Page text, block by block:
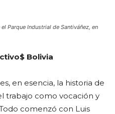
Parque Industrial de Santiváñez, en
Bolivia
en esencia, la historia de
trabajo como vocación y
comenzó con Luis